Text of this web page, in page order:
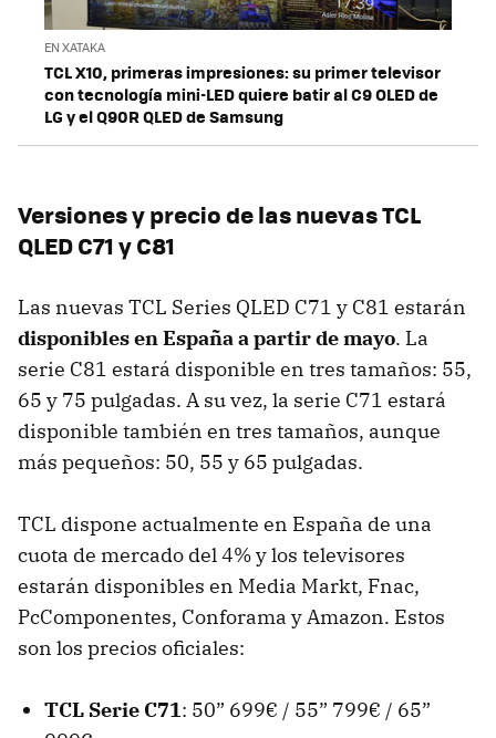
EN XATAKA
TCL X10, primeras impresiones: su primer televisor
con tecnología mini-LED quiere batir al C9 OLED de
LG y el Q90R QLED de Samsung
Versiones y precio de las nuevas TCL
QLED C71 y C81
Las nuevas TCL Series QLED C71 y C81 estarán
disponibles en España a partir de mayo. La
serie C81 estará disponible en tres tamaños: 55,
65 y 75 pulgadas. A su vez, la serie C71 estará
disponible también en tres tamaños, aunque
más pequeños: 50, 55 y 65 pulgadas.
TCL dispone actualmente en España de una
cuota de mercado del 4% y los televisores
estarán disponibles en Media Markt, Fnac,
PcComponentes, Conforama y Amazon. Estos
son los precios oficiales:
TCL Serie C71: 50” 699€ / 55” 799€ / 65”